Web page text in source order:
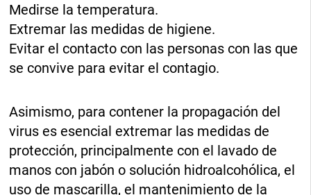
Medirse la temperatura.
Extremar las medidas de higiene.
Evitar el contacto con las personas con las que
se convive para evitar el contagio.
Asimismo, para contener la propagación del
virus es esencial extremar las medidas de
protección, principalmente con el lavado de
manos con jabón o solución hidroalcohólica, el
uso de mascarilla, el mantenimiento de la